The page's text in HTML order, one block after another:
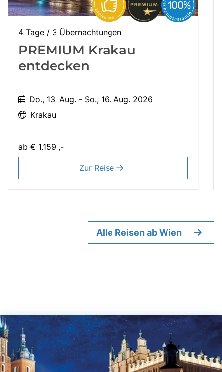
4 Tage / 3 Übernachtungen
PREMIUM Krakau
entdecken
Do., 13. Aug. - So., 16. Aug. 2026
Krakau
ab € 1.159 ,-
Zur Reise
Alle Reisen ab Wien